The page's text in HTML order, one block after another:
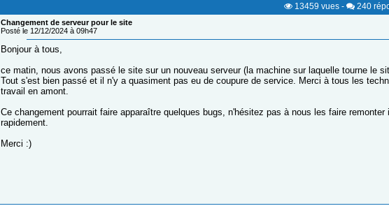
13459 vues - 240
Changement de serveur pour le site
Posté le 12/12/2024 à 09h47
Bonjour à tous,
ce matin, nous avons passé le site sur un nouveau serveur (la machine sur laquelle tourne le
Tout s'est bien passé et il n'y a quasiment pas eu de coupure de service. Merci à tous les
travail en amont.
Ce changement pourrait faire apparaître quelques bugs, n'hésitez pas à nous les faire
rapidement.
Merci :)